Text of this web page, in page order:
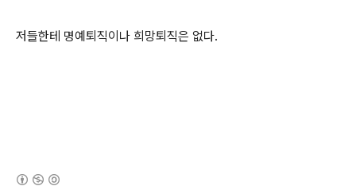
저들한테 명예퇴직이나 희망퇴직은 없다.